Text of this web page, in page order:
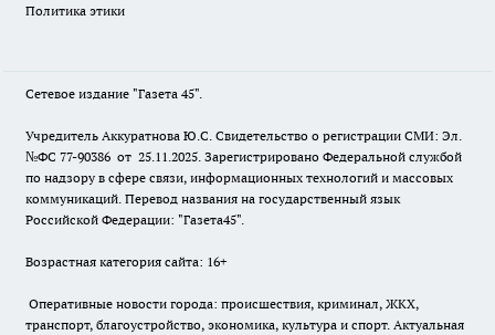
Политика этики
Сетевое издание "Газета 45".
Учредитель Аккуратнова Ю.С. Свидетельство о регистрации СМИ: Эл.
№ФС 77-90386 от 25.11.2025. Зарегистрировано Федеральной службой
по надзору в сфере связи, информационных технологий и массовых
коммуникаций. Перевод названия на государственный язык
Российской Федерации: "Газета45".
Возрастная категория сайта: 16+
Оперативные новости города: происшествия, криминал, ЖКХ,
транспорт, благоустройство, экономика, культура и спорт. Актуальная